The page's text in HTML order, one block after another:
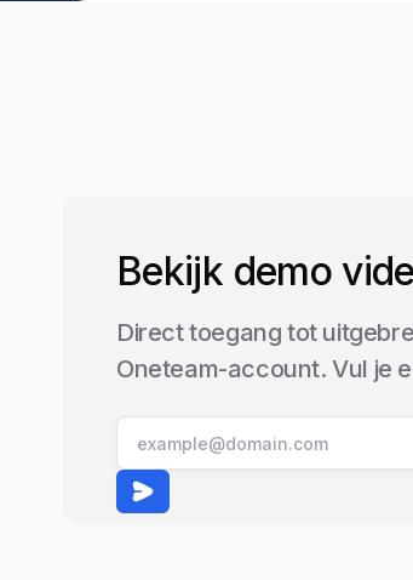
Bekijk demo
Direct toegang tot
Oneteam-account. Vul je